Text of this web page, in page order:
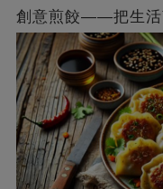
創意煎餃——把生活